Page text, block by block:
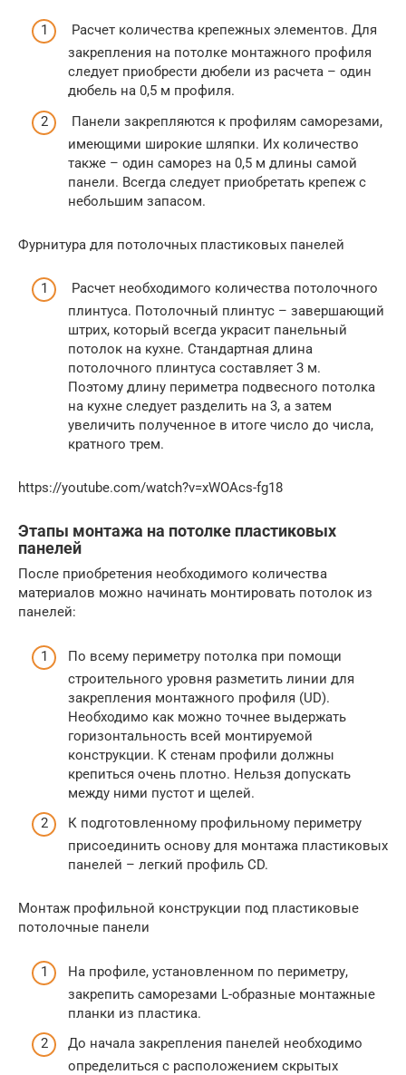
Расчет количества крепежных элементов. Для
закрепления на потолке монтажного профиля
следует приобрести дюбели из расчета – один
дюбель на 0,5 м профиля.
Панели закрепляются к профилям саморезами,
имеющими широкие шляпки. Их количество
также – один саморез на 0,5 м длины самой
панели. Всегда следует приобретать крепеж с
небольшим запасом.
Фурнитура для потолочных пластиковых панелей
Расчет необходимого количества потолочного
плинтуса. Потолочный плинтус – завершающий
штрих, который всегда украсит панельный
потолок на кухне. Стандартная длина
потолочного плинтуса составляет 3 м.
Поэтому длину периметра подвесного потолка
на кухне следует разделить на 3, а затем
увеличить полученное в итоге число до числа,
кратного трем.
https://youtube.com/watch?v=xWOAcs-fg18
Этапы монтажа на потолке пластиковых
панелей
После приобретения необходимого количества
материалов можно начинать монтировать потолок из
панелей:
По всему периметру потолка при помощи
строительного уровня разметить линии для
закрепления монтажного профиля (UD).
Необходимо как можно точнее выдержать
горизонтальность всей монтируемой
конструкции. К стенам профили должны
крепиться очень плотно. Нельзя допускать
между ними пустот и щелей.
К подготовленному профильному периметру
присоединить основу для монтажа пластиковых
панелей – легкий профиль CD.
Монтаж профильной конструкции под пластиковые
потолочные панели
На профиле, установленном по периметру,
закрепить саморезами L-образные монтажные
планки из пластика.
До начала закрепления панелей необходимо
определиться с расположением скрытых